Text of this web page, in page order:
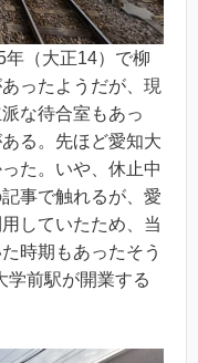
（大正14）で柳
ったようだが、現
な待合室もあっ
る。先ほど愛知大
た。いや、休止中
事で触れるが、愛
していたため、当
時期もあったそう
学前駅が開業する